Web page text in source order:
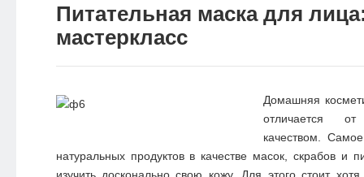
Питательная маска для
мастеркласс
Домашняя
отличается
качеством.
натуральных продуктов в качестве масок, скрабов и
изучить досконально свою кожу. Для этого стоит